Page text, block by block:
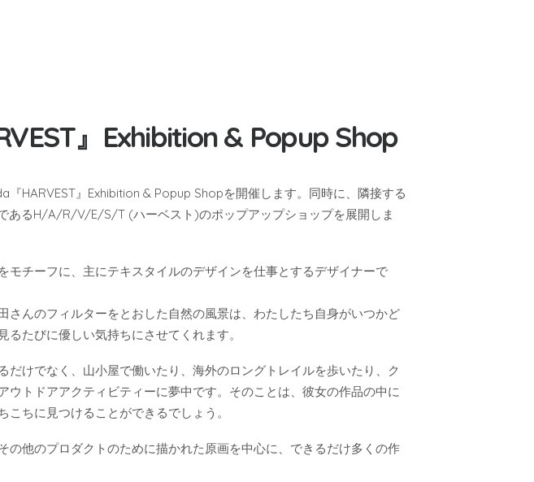
』Exhibition & Popup Shop
HARVEST』Exhibition & Popup Shopを開催します。同時に、隣接する
あるH/A/R/V/E/S/T (ハーベスト)のポップアップショップを展開しま
モチーフに、主にテキスタイルのデザインを仕事とするデザイナーで
さんのフィルターをとおした自然の風景は、わたしたち自身がいつかど
たびに優しい気持ちにさせてくれます。
だけでなく、山小屋で働いたり、海外のロングトレイルを歩いたり、ク
ウトドアアクティビティーに夢中です。そのことは、彼女の作品の中に
ちに見つけることができるでしょう。
の他のプロダクトのために描かれた原画を中心に、できるだけ多くの作